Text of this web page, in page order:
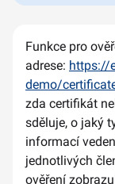
Funkce pro
adrese: https://
demo/
zda certifikát
sděluje, o jaký
informací
jednotlivých
ověření